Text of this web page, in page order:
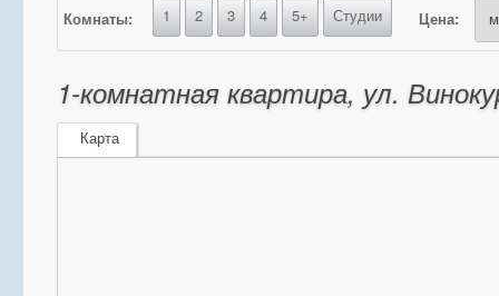
Комнаты: 1 2 3 4 5+ Студии Цена:
1-комнатная квартира, ул.
Карта